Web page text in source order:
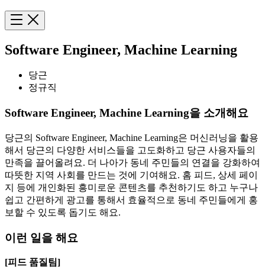
Software Engineer, Machine Learning
당근
정규직
Software Engineer, Machine Learning을 소개해요
당근의 Software Engineer, Machine Learning은 머신러닝을 활용
해서 당근의 다양한 서비스들을 고도화하고 당근 사용자들의
만족을 끌어올려요. 더 나아가 동네 주민들의 연결을 강화하여
따뜻한 지역 사회를 만드는 것에 기여해요. 홈 피드, 상세 페이
지 등에 개인화된 흥미로운 콘텐츠를 추천하기도 하고 누구나
쉽고 간편하게 광고를 통해서 효율적으로 동네 주민들에게 홍
보할 수 있도록 돕기도 해요.
이런 일을 해요
[피드 품질팀]